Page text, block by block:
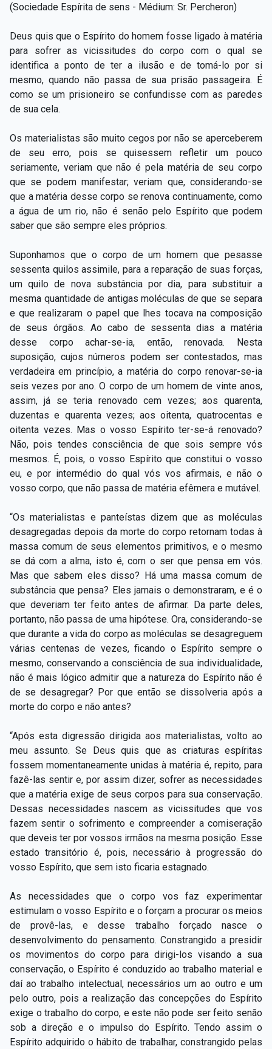
(Sociedade Espírita de sens - Médium: Sr. Percheron)
Deus quis que o Espírito do homem fosse ligado à matéria
para sofrer as vicissitudes do corpo com o qual se
identifica a ponto de ter a ilusão e de tomá-lo por si
mesmo, quando não passa de sua prisão passageira. É
como se um prisioneiro se confundisse com as paredes
de sua cela.
Os materialistas são muito cegos por não se aperceberem
de seu erro, pois se quisessem refletir um pouco
seriamente, veriam que não é pela matéria de seu corpo
que se podem manifestar; veriam que, considerando-se
que a matéria desse corpo se renova continuamente, como
a água de um rio, não é senão pelo Espírito que podem
saber que são sempre eles próprios.
Suponhamos que o corpo de um homem que pesasse
sessenta quilos assimile, para a reparação de suas forças,
um quilo de nova substância por dia, para substituir a
mesma quantidade de antigas moléculas de que se separa
e que realizaram o papel que lhes tocava na composição
de seus órgãos. Ao cabo de sessenta dias a matéria
desse corpo achar-se-ia, então, renovada. Nesta
suposição, cujos números podem ser contestados, mas
verdadeira em princípio, a matéria do corpo renovar-se-ia
seis vezes por ano. O corpo de um homem de vinte anos,
assim, já se teria renovado cem vezes; aos quarenta,
duzentas e quarenta vezes; aos oitenta, quatrocentas e
oitenta vezes. Mas o vosso Espírito ter-se-á renovado?
Não, pois tendes consciência de que sois sempre vós
mesmos. É, pois, o vosso Espírito que constitui o vosso
eu, e por intermédio do qual vós vos afirmais, e não o
vosso corpo, que não passa de matéria efêmera e mutável.
“Os materialistas e panteístas dizem que as moléculas
desagregadas depois da morte do corpo retornam todas à
massa comum de seus elementos primitivos, e o mesmo
se dá com a alma, isto é, com o ser que pensa em vós.
Mas que sabem eles disso? Há uma massa comum de
substância que pensa? Eles jamais o demonstraram, e é o
que deveriam ter feito antes de afirmar. Da parte deles,
portanto, não passa de uma hipótese. Ora, considerando-se
que durante a vida do corpo as moléculas se desagreguem
várias centenas de vezes, ficando o Espírito sempre o
mesmo, conservando a consciência de sua individualidade,
não é mais lógico admitir que a natureza do Espírito não é
de se desagregar? Por que então se dissolveria após a
morte do corpo e não antes?
“Após esta digressão dirigida aos materialistas, volto ao
meu assunto. Se Deus quis que as criaturas espíritas
fossem momentaneamente unidas à matéria é, repito, para
fazê-las sentir e, por assim dizer, sofrer as necessidades
que a matéria exige de seus corpos para sua conservação.
Dessas necessidades nascem as vicissitudes que vos
fazem sentir o sofrimento e compreender a comiseração
que deveis ter por vossos irmãos na mesma posição. Esse
estado transitório é, pois, necessário à progressão do
vosso Espírito, que sem isto ficaria estagnado.
As necessidades que o corpo vos faz experimentar
estimulam o vosso Espírito e o forçam a procurar os meios
de provê-las, e desse trabalho forçado nasce o
desenvolvimento do pensamento. Constrangido a presidir
os movimentos do corpo para dirigi-los visando a sua
conservação, o Espírito é conduzido ao trabalho material e
daí ao trabalho intelectual, necessários um ao outro e um
pelo outro, pois a realização das concepções do Espírito
exige o trabalho do corpo, e este não pode ser feito senão
sob a direção e o impulso do Espírito. Tendo assim o
Espírito adquirido o hábito de trabalhar, constrangido pelas